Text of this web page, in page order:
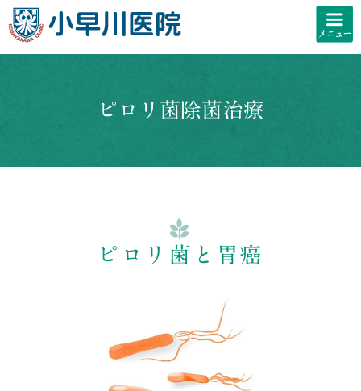
ピロリ菌除菌治療
ピロリ菌と胃癌